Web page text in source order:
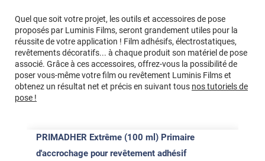
Quel que soit votre projet, les outils et accessoires de pose
proposés par Luminis Films, seront grandement utiles pour la
réussite de votre application ! Film adhésifs, électrostatiques,
revêtements décoratifs... à chaque produit son matériel de pose
associé. Grâce à ces accessoires, offrez-vous la possibilité de
poser vous-même votre film ou revêtement Luminis Films et
obtenez un résultat net et précis en suivant tous nos tutoriels de
pose !
PRIMADHER Extrême (100 ml) Primaire
d'accrochage pour revêtement adhésif